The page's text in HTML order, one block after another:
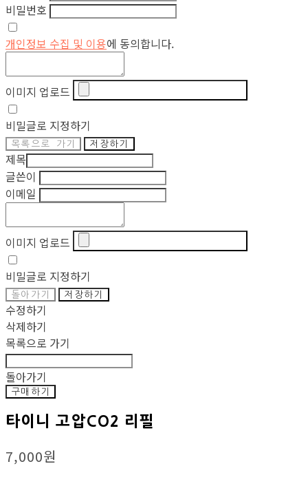
비밀번호
개인정보 수집 및 이용에 동의합니다.
이미지 업로드
비밀글로 지정하기
목록으로 가기 저장하기
제목
글쓴이
이메일
이미지 업로드
비밀글로 지정하기
돌아가기 저장하기
수정하기
삭제하기
목록으로 가기
돌아가기
구매하기
타이니 고압CO2 리필
7,000원